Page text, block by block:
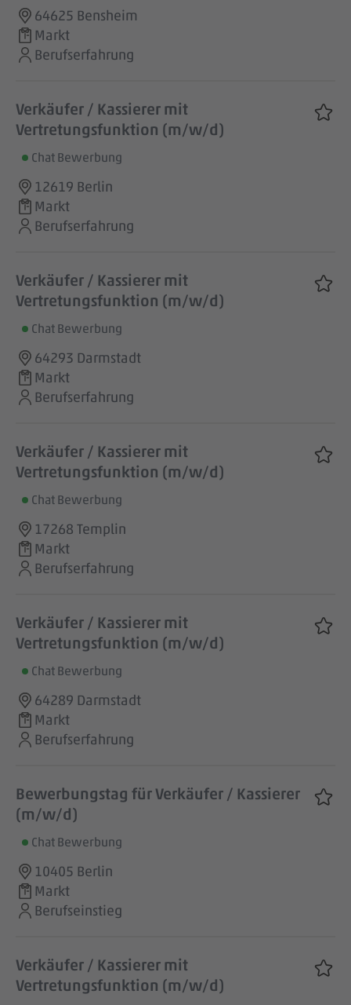
64625 Bensheim
Markt
Berufserfahrung
Verkäufer / Kassierer mit
Vertretungsfunktion (m/w/d)
Chat Bewerbung
12619 Berlin
Markt
Berufserfahrung
Verkäufer / Kassierer mit
Vertretungsfunktion (m/w/d)
Chat Bewerbung
64293 Darmstadt
Markt
Berufserfahrung
Verkäufer / Kassierer mit
Vertretungsfunktion (m/w/d)
Chat Bewerbung
17268 Templin
Markt
Berufserfahrung
Verkäufer / Kassierer mit
Vertretungsfunktion (m/w/d)
Chat Bewerbung
64289 Darmstadt
Markt
Berufserfahrung
Bewerbungstag für Verkäufer / Kassierer
(m/w/d)
Chat Bewerbung
10405 Berlin
Markt
Berufseinstieg
Verkäufer / Kassierer mit
Vertretungsfunktion (m/w/d)